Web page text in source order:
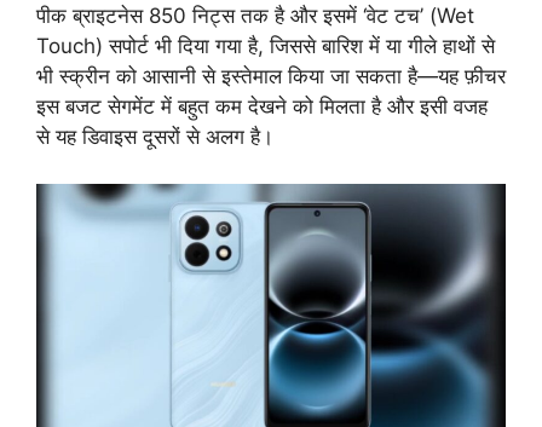
पीक ब्राइटनेस 850 निट्स तक है और इसमें ‘वेट टच’ (Wet
Touch) सपोर्ट भी दिया गया है, जिससे बारिश में या गीले हाथों से
भी स्क्रीन को आसानी से इस्तेमाल किया जा सकता है—यह फ़ीचर
इस बजट सेगमेंट में बहुत कम देखने को मिलता है और इसी वजह
से यह डिवाइस दूसरों से अलग है।